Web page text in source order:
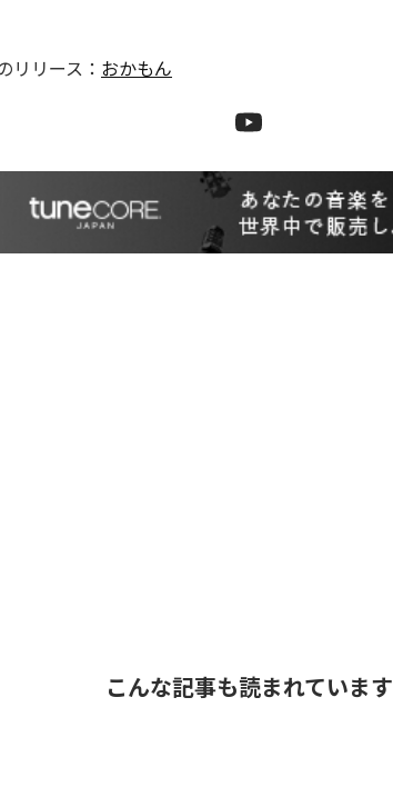
リリース： おかもん
こんな記事も読まれています